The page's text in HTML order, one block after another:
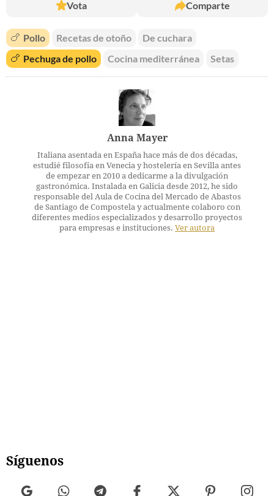
Vota Comparte
🍗 Pollo Recetas de otoño
De cuchara
🍗 Pechuga de pollo Cocina mediterránea Setas
Anna Mayer
Italiana asentada en España hace más de dos décadas,
estudié filosofía en Venecia y hostelería en Sevilla antes
de empezar en 2010 a dedicarme a la divulgación
gastronómica. Instalada en Galicia desde 2012, he sido
responsable del Aula de Cocina del Mercado de Abastos
de Santiago de Compostela y actualmente colaboro con
diferentes medios especializados y desarrollo proyectos
para empresas e instituciones. Ver autora
Síguenos